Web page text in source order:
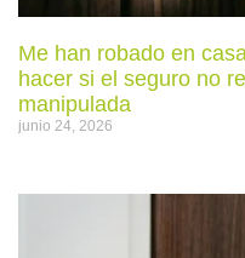
Me han robado en
hacer si el seguro no
manipulada
junio 24, 2026